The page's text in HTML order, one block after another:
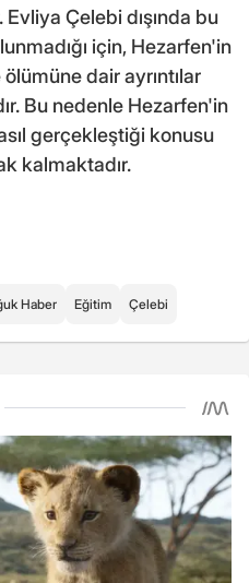
Çelebi dışında bu
için, Hezarfen'in
dair ayrıntılar
Bu nedenle Hezarfen'in
gerçekleştiği konusu
kalmaktadır.
Haber Eğitim Çelebi